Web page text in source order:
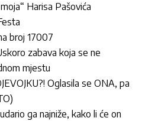
Harisa Pašovića
broj 17007
zabava koja se ne
mjestu
Oglasila se ONA, pa
ga najniže, kako li će on